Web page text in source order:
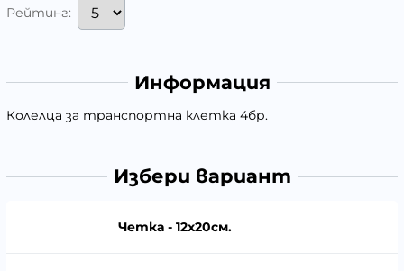
Рейтинг:
Информация
Колелца за транспортна клетка 4бр.
Избери вариант
Четка - 12х20см.